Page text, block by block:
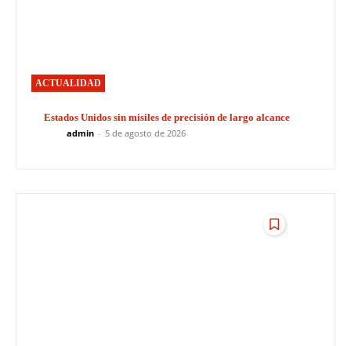
ACTUALIDAD
Estados Unidos sin misiles de precisión de largo alcance
admin - 5 de agosto de 2026